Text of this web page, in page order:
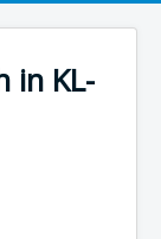
in KL-